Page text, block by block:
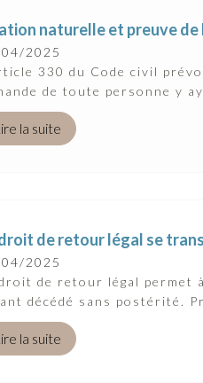
naturelle et preuve de
2025
330 du Code civil
de toute personne y
la suite
de retour légal se
2025
de retour légal permet
décédé sans postérité.
la suite